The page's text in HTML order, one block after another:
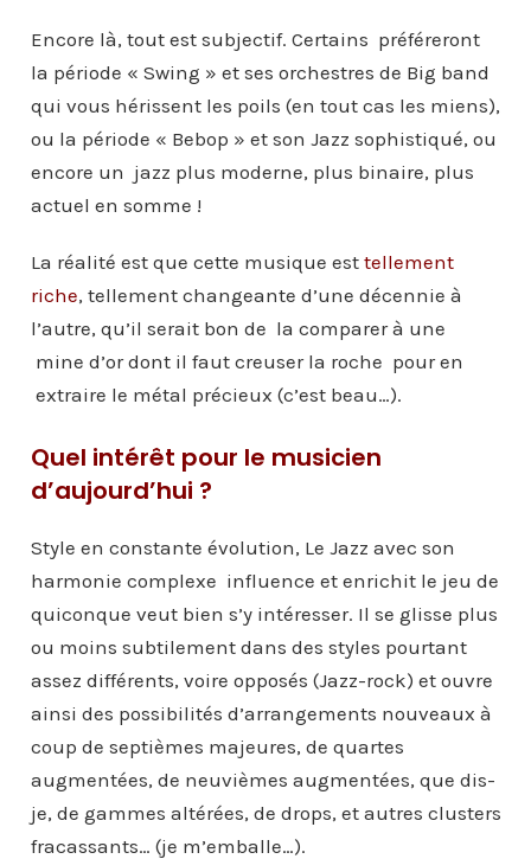
Encore là, tout est subjectif. Certains préféreront
la période « Swing » et ses orchestres de Big band
qui vous hérissent les poils (en tout cas les miens),
ou la période « Bebop » et son Jazz sophistiqué, ou
encore un jazz plus moderne, plus binaire, plus
actuel en somme !
La réalité est que cette musique est tellement
riche, tellement changeante d’une décennie à
l’autre, qu’il serait bon de la comparer à une
mine d’or dont il faut creuser la roche pour en
extraire le métal précieux (c’est beau…).
Quel intérêt pour le musicien
d’aujourd’hui ?
Style en constante évolution, Le Jazz avec son
harmonie complexe influence et enrichit le jeu de
quiconque veut bien s’y intéresser. Il se glisse plus
ou moins subtilement dans des styles pourtant
assez différents, voire opposés (Jazz-rock) et ouvre
ainsi des possibilités d’arrangements nouveaux à
coup de septièmes majeures, de quartes
augmentées, de neuvièmes augmentées, que dis-
je, de gammes altérées, de drops, et autres clusters
fracassants… (je m’emballe…).